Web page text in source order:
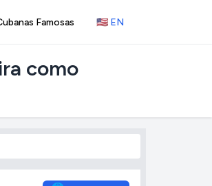
Famosas 🇺🇸 EN
como